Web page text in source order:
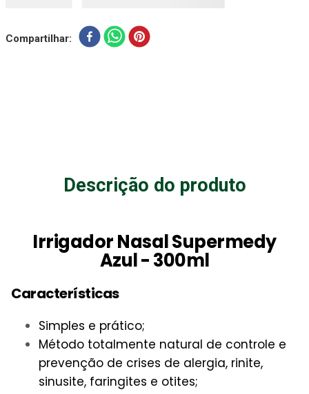
Compartilhar
Descrição do produto
Irrigador Nasal Supermedy
Azul - 300ml
Características
Simples e prático;
Método totalmente natural de controle e
prevenção de crises de alergia, rinite,
sinusite, faringites e otites;